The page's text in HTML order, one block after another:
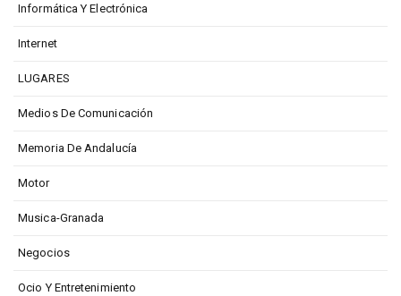
Informática Y Electrónica
Internet
LUGARES
Medios De Comunicación
Memoria De Andalucía
Motor
Musica-Granada
Negocios
Ocio Y Entretenimiento